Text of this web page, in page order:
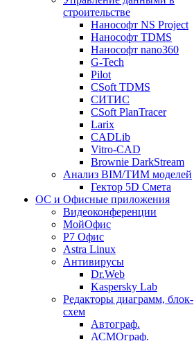
строительстве
Нанософт NS Project
Нанософт TDMS
Нанософт nano360
G-Tech
Pilot
CSoft TDMS
СИТИС
CSoft PlanTracer
Larix
CADLib
Vitro-CAD
Brownie DarkStream
Анализ BIM/ТИМ моделей
Гектор 5D Смета
ОС и Офисные приложения
Видеоконференции
МойОфис
P7 Офис
Astra Linux
Антивирусы
Dr.Web
Kaspersky Lab
Редакторы диаграмм, блок-
схем
Автограф.
АСМОграф.